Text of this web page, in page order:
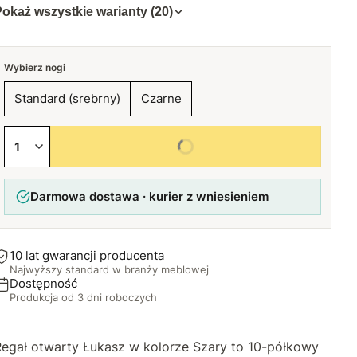
wszystkie warianty (20)
Wybierz nogi
Standard (srebrny) Czarne
Wybierz wszystkie opcje
Darmowa dostawa · kurier z wniesieniem
10 lat gwarancji producenta
Najwyższy standard w branży meblowej
Dostępność
Produkcja od 3 dni roboczych
otwarty Łukasz w kolorze Szary to 10-półkowy